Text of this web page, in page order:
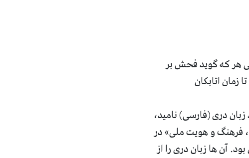
هر که گوید فحش بر
اتابکان
دری (فارسی) نامید،
فرهنگ و هویت ملی» در
آن ها زبان دری را از